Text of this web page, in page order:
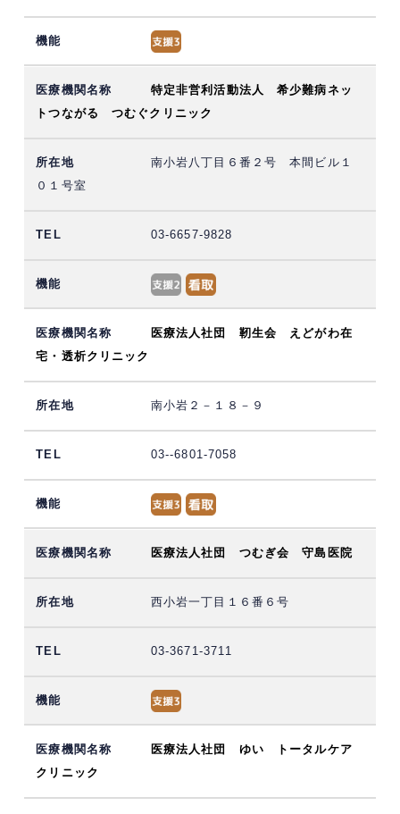
特定非営利活動法人 希少難病ネッ
トつながる つむぐクリニック
南小岩八丁目６番２号 本間ビル１
０１号室
03-6657-9828
医療法人社団 靭生会 えどがわ在
宅・透析クリニック
南小岩２－１８－９
03--6801-7058
医療法人社団 つむぎ会 守島医院
西小岩一丁目１６番６号
03-3671-3711
医療法人社団 ゆい トータルケア
クリニック